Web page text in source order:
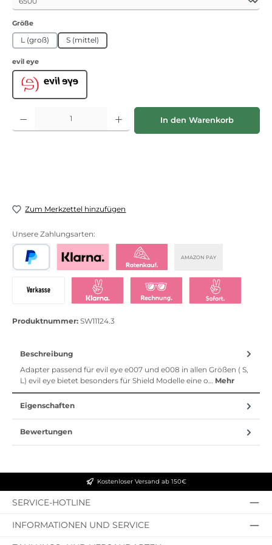
Größeauswählen
L (groß) S (mittel)
evil eyeauswählen
Evil Eye
Produkt Anzahl: Gib den gewünschten Wert ein oder benutze die
In den Warenkorb
Zum Merkzettel hinzufügen
Unsere Zahlungsarten:
AMAZON PAY
Bezahlen mit KlarnaKlarna Ratenkauf
Produktnummer: SW11124.3
Beschreibung
Adapter passend für evil eye e007 und e008 in allen Größen ( S,
L) evil eye bietet besonders für Shield Modelle eine o… Mehr
Eigenschaften
Bewertungen
Kostenloser Versand ab 150€
SERVICE-HOTLINE
INFORMATIONEN UND SERVICE